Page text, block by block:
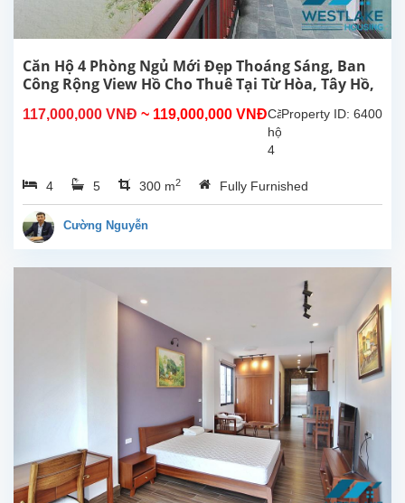
Hoa,
Tây
Hà
Nội.
hộ
này
ở
Căn Hộ 4 Phòng Ngủ Mới Đẹp Thoáng Sáng, Ban
Công Rộng View Hồ Cho Thuê Tại Từ Hòa, Tây Hồ,
117,000,000 VNĐ ~ 119,000,000 VNĐ Property ID: 6400
Căn
hộ
4
ngủ
đẹp,
thoáng
Từ
Hòa,
Tây
Hồ.
Tổng
diện
tích
sử
4 5 300 m2 Fully Furnished
Cường Nguyễn